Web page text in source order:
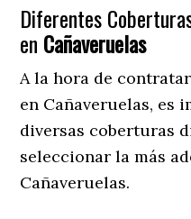
Diferentes
en Cañaveruelas
A la hora de
en Cañaveruelas, es
diversas coberturas
seleccionar la más
Cañaveruelas.